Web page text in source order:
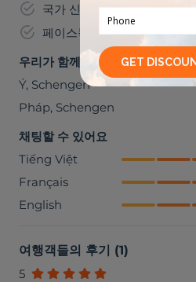
국가 신분증 번호
페이스북
우리가 함께 갈 수 있는 곳들
Ý, Schengen
Pháp, Schengen
채팅할 수 있어요
Tiếng Việt
Français
English
여행객들의 후기 (1)
5